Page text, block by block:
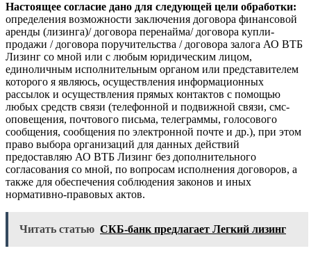
Настоящее согласие дано для следующей цели обработки:
определения возможности заключения договора финансовой
аренды (лизинга)/ договора перенайма/ договора купли-
продажи / договора поручительства / договора залога АО ВТБ
Лизинг со мной или с любым юридическим лицом,
единоличным исполнительным органом или представителем
которого я являюсь, осуществления информационных
рассылок и осуществления прямых контактов с помощью
любых средств связи (телефонной и подвижной связи, смс-
оповещения, почтового письма, телеграммы, голосового
сообщения, сообщения по электронной почте и др.), при этом
право выбора организаций для данных действий
предоставляю АО ВТБ Лизинг без дополнительного
согласования со мной, по вопросам исполнения договоров, а
также для обеспечения соблюдения законов и иных
нормативно-правовых актов.
Читать статью СКБ-банк предлагает Легкий лизинг